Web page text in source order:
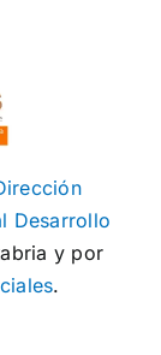
Desarrollo
y por
.